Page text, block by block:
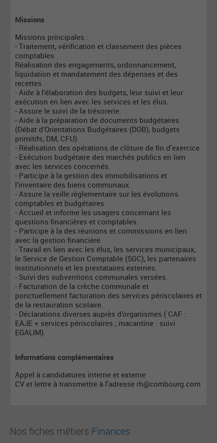
Missions
Missions principales :
- Traitement, vérification et classement des pièces
comptables
Réalisation des engagements, ordonnancement,
liquidation et mandatement des dépenses et des
recettes
- Aide à l’élaboration des budgets, leur suivi et leur
exécution en lien avec les services et les élus.
- Assure le suivi de la trésorerie.
- Aide à la préparation de documents budgétaires
(Débat d’Orientations Budgétaires (DOB), budgets
primitifs, DM, CFU).
- Réalisation des opérations de clôture de fin d'exercice
- Exécution budgétaire des marchés publics en lien
avec les services concernés.
- Participe à la gestion des immobilisations et
l’inventaire des biens communaux.
- Assure la veille règlementaire sur les évolutions
comptables et budgétaires.
- Accueil et informe les usagers concernant les
questions financières et comptables.
- Participe à la des réunions et commissions en lien
avec la gestion financière.
- Travail en lien avec les élus, les services municipaux,
le Service de Gestion Comptable (SGC), les partenaires
institutionnels et les prestataires externes.
- Suivi des subventions communales versées.
- Facturation de la crèche communale et
ponctuellement facturation des services périscolaires et
de la restauration scolaire.
- Déclarations diverses auprès d’organismes ( CAF :
EAJE + services périscolaires ; macantine : suivi
EGALIM).
Informations complémentaires
Appel à candidatures interne et externe
CV et lettre à transmettre à l'adresse rh@combourg.com
Nos fiches métiers Finances